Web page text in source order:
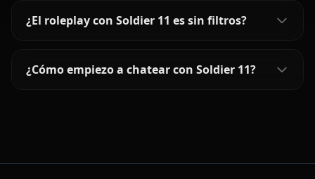
¿El roleplay con Soldier 11 es sin filtros?
¿Cómo empiezo a chatear con Soldier 11?